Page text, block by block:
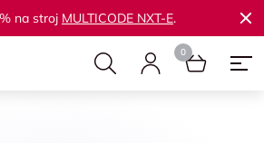
na stroj MULTICODE NXT-E.